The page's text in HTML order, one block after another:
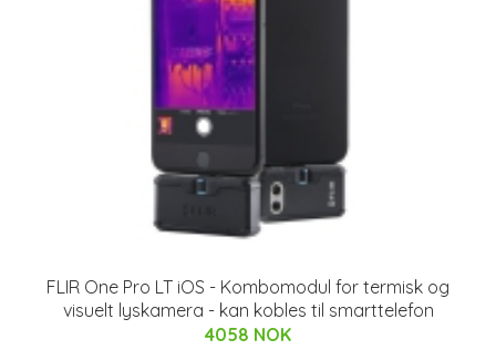
FLIR One Pro LT iOS - Kombomodul for termisk og
visuelt lyskamera - kan kobles til smarttelefon
4058 NOK